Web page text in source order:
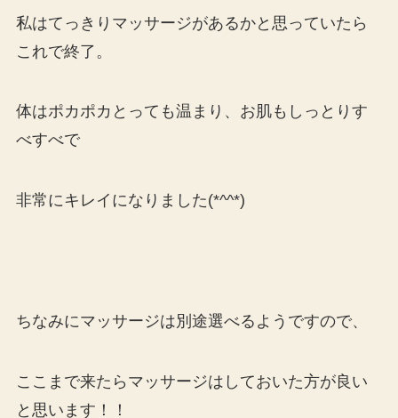
私はてっきりマッサージがあるかと思っていたら
これで終了。
体はポカポカとっても温まり、お肌もしっとりす
べすべで
非常にキレイになりました(*^^*)
ちなみにマッサージは別途選べるようですので、
ここまで来たらマッサージはしておいた方が良い
と思います！！